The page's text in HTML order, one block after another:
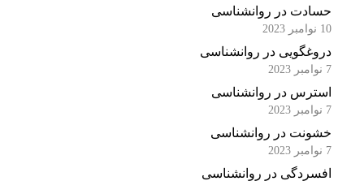
حسادت در روانشناسی
دروغگویی در روانشناسی
استرس در روانشناسی
خشونت در روانشناسی
افسردگی در روانشناسی